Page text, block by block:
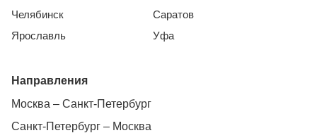
Челябинск
Ярославль
Саратов
Уфа
Направления
Москва – Санкт-Петербург
Санкт-Петербург – Москва